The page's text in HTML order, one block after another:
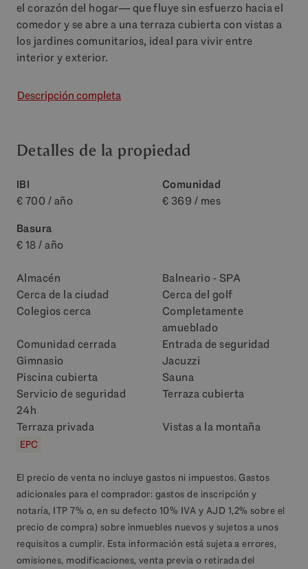
el corazón del hogar— que fluye sin esfuerzo hacia el
comedor y se abre a una terraza cubierta con vistas a
los jardines comunitarios, ideal para vivir entre
interior y exterior.
Descripción completa
Detalles de la propiedad
IBI
€ 700 / año
Comunidad
€ 369 / mes
Basura
€ 18 / año
Almacén
Balneario - SPA
Cerca de la ciudad
Cerca del golf
Colegios cerca
Completamente
amueblado
Comunidad cerrada
Entrada de seguridad
Gimnasio
Jacuzzi
Piscina cubierta
Sauna
Servicio de seguridad
24h
Terraza cubierta
Terraza privada Vistas a la montaña
EPC
El precio de venta no incluye gastos ni impuestos. Gastos
adicionales para el comprador: gastos de inscripción y
notaría, ITP 7% o, en su defecto 10% IVA y AJD 1,2% sobre el
precio de compra) sobre inmuebles nuevos y sujetos a unos
requisitos a cumplir. Esta información está sujeta a errores,
omisiones, modificaciones, venta previa o retirada del